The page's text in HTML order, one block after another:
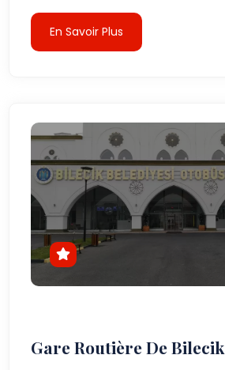
En Savoir Plus
Gare Routière De Bilecik